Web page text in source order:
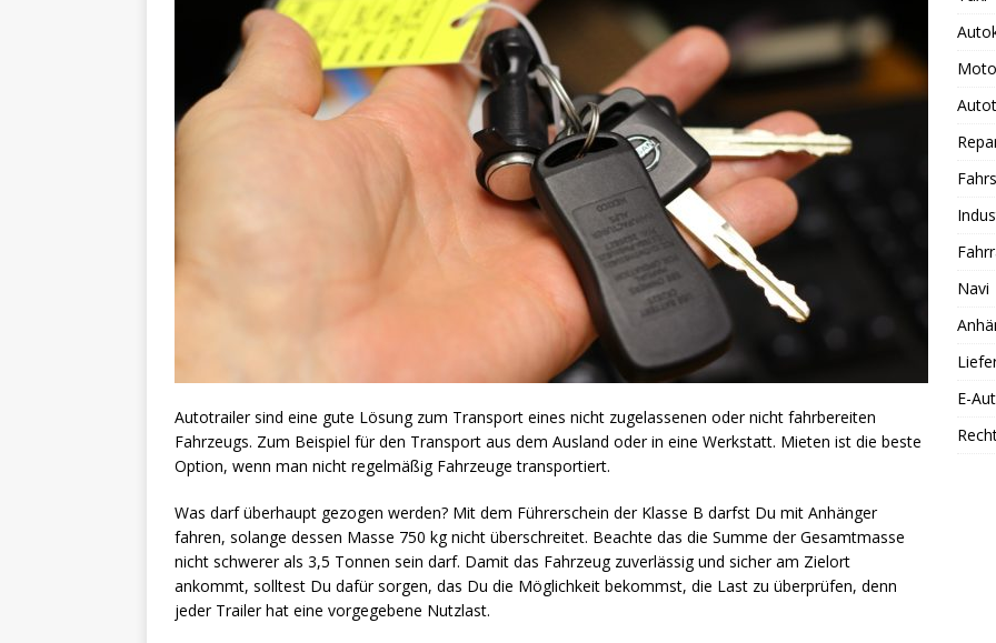
Autotrailer sind eine gute Lösung zum Transport eines nicht zugelassenen oder nicht fahrbereiten
Fahrzeugs. Zum Beispiel für den Transport aus dem Ausland oder in eine Werkstatt. Mieten ist die beste
Option, wenn man nicht regelmäßig Fahrzeuge transportiert.
Was darf überhaupt gezogen werden? Mit dem Führerschein der Klasse B darfst Du mit Anhänger
fahren, solange dessen Masse 750 kg nicht überschreitet. Beachte das die Summe der Gesamtmasse
nicht schwerer als 3,5 Tonnen sein darf. Damit das Fahrzeug zuverlässig und sicher am Zielort
ankommt, solltest Du dafür sorgen, das Du die Möglichkeit bekommst, die Last zu überprüfen, denn
jeder Trailer hat eine vorgegebene Nutzlast.
Navi
E-